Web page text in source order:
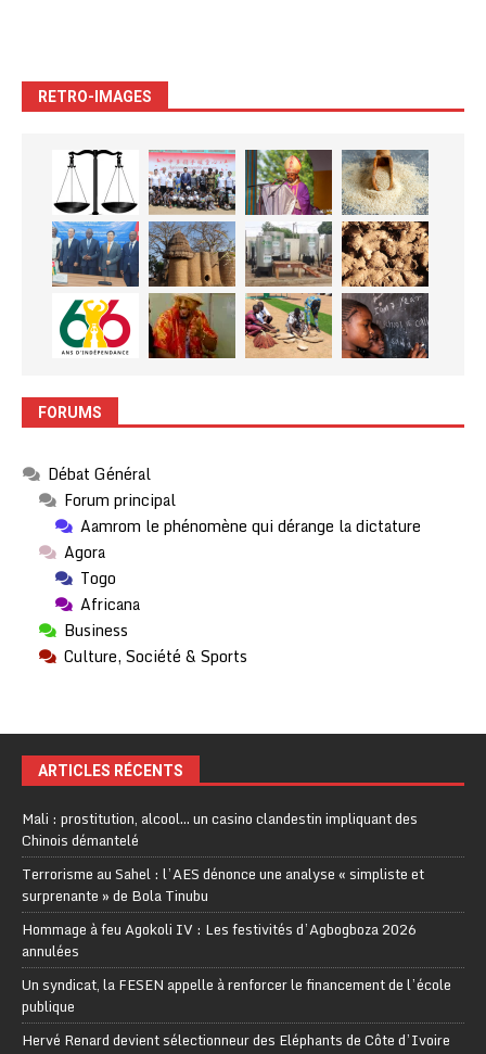
RETRO-IMAGES
FORUMS
Débat Général
Forum principal
Aamrom le phénomène qui dérange la dictature
Agora
Togo
Africana
Business
Culture, Société & Sports
ARTICLES RÉCENTS
Mali : prostitution, alcool… un casino clandestin impliquant des
Chinois démantelé
Terrorisme au Sahel : l’AES dénonce une analyse « simpliste et
surprenante » de Bola Tinubu
Hommage à feu Agokoli IV : Les festivités d’Agbogboza 2026
annulées
Un syndicat, la FESEN appelle à renforcer le financement de l’école
publique
Hervé Renard devient sélectionneur des Eléphants de Côte d’Ivoire